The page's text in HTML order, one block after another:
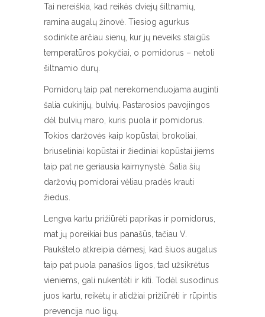
Tai nereiškia, kad reikės dviejų šiltnamių,
ramina augalų žinovė. Tiesiog agurkus
sodinkite arčiau sienų, kur jų neveiks staigūs
temperatūros pokyčiai, o pomidorus – netoli
šiltnamio durų.
Pomidorų taip pat nerekomenduojama auginti
šalia cukinijų, bulvių. Pastarosios pavojingos
dėl bulvių maro, kuris puola ir pomidorus.
Tokios daržovės kaip kopūstai, brokoliai,
briuseliniai kopūstai ir žiediniai kopūstai jiems
taip pat ne geriausia kaimynystė. Šalia šių
daržovių pomidorai vėliau pradės krauti
žiedus.
Lengva kartu prižiūrėti paprikas ir pomidorus,
mat jų poreikiai bus panašūs, tačiau V.
Paukštelo atkreipia dėmesį, kad šiuos augalus
taip pat puola panašios ligos, tad užsikrėtus
vieniems, gali nukentėti ir kiti. Todėl susodinus
juos kartu, reikėtų ir atidžiai prižiūrėti ir rūpintis
prevencija nuo ligų.